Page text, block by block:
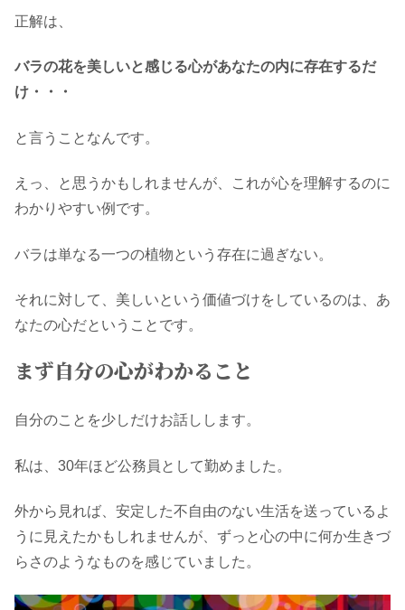
正解は、
バラの花を美しいと感じる心があなたの内に存在するだ
け・・・
と言うことなんです。
えっ、と思うかもしれませんが、これが心を理解するのに
わかりやすい例です。
バラは単なる一つの植物という存在に過ぎない。
それに対して、美しいという価値づけをしているのは、あ
なたの心だということです。
まず自分の心がわかること
自分のことを少しだけお話しします。
私は、30年ほど公務員として勤めました。
外から見れば、安定した不自由のない生活を送っているよ
うに見えたかもしれませんが、ずっと心の中に何か生きづ
らさのようなものを感じていました。